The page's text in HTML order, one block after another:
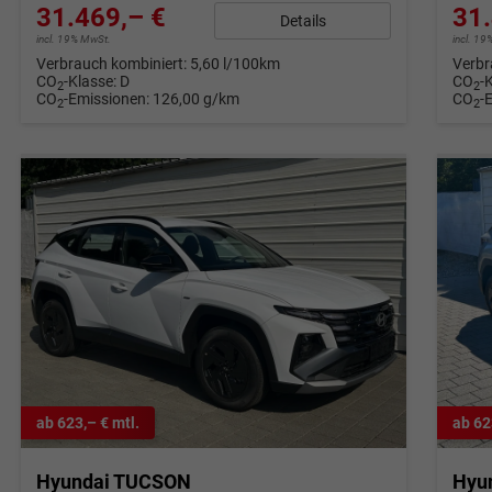
31.469,– €
incl. 19% MwSt.
Details
Verbrauch kombiniert: 5,60 l/100km
CO2-Klasse: D
CO2-Emissionen: 126,00 g/km
incl.
CO2-
CO2-
ab 623,– € mtl.
Hyundai TUCSON
ab